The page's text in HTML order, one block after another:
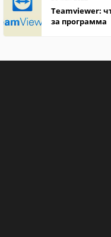
Teamviewer:
за программа